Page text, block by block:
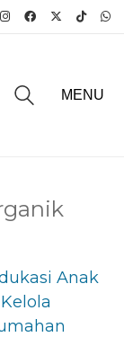
MENU
Anak